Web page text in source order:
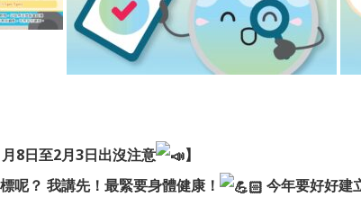
8日至2月3日出沒注意
】
呢？ 我講先！最緊要身體健康！
今年要好好建